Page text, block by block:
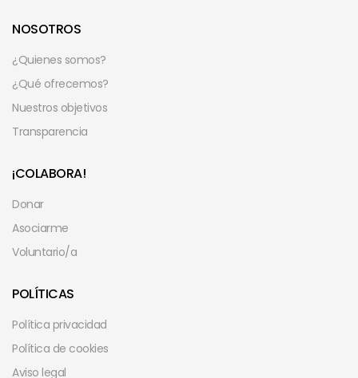
NOSOTROS
¿Quienes somos?
¿Qué ofrecemos?
Nuestros objetivos
Transparencia
¡COLABORA!
Donar
Asociarme
Voluntario/a
POLÍTICAS
Política privacidad
Política de cookies
Aviso legal